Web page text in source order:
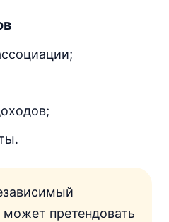
претендовать